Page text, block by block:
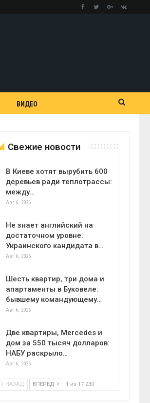
ВИДЕО
Свежие новости
В Киеве хотят вырубить 600
деревьев ради теплотрассы:
между…
Авг 6, 2026
Не знает английский на
достаточном уровне.
Украинского кандидата в…
Авг 6, 2026
Шесть квартир, три дома и
апартаменты в Буковеле:
бывшему командующему…
Авг 6, 2026
Две квартиры, Mercedes и
дом за 550 тысяч долларов:
НАБУ раскрыло…
Авг 6, 2026
НАЗАД ВПЕРЕД 1 из 17 230